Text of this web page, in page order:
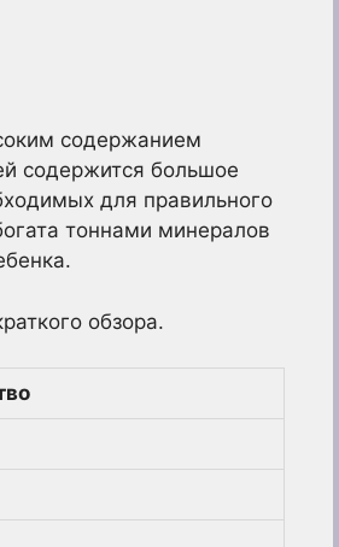
содержанием
содержится большое
для правильного
тоннами минералов
обзора.